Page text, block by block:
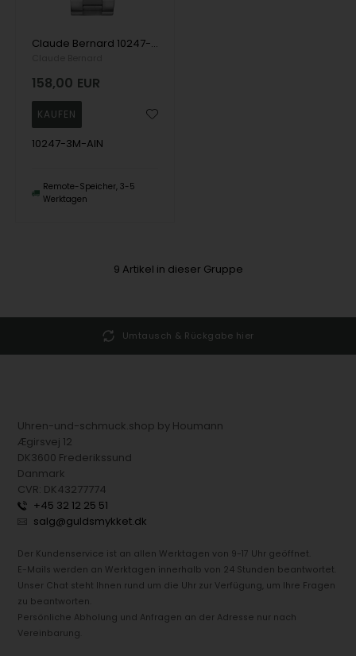
Claude Bernard 10247-3M-AIN Herrenuhr ST50 Chronograph 44mm 5ATM Armbanduhr
158,00 EUR
10247-3M-AIN
Remote-Speicher, 3-5
Werktagen
9 Artikel in dieser Gruppe
Umtausch & Rückgabe hier
Uhren-und-schmuck.shop by Houmann
Ægirsvej 12
DK3600 Frederikssund
Danmark
CVR: DK43277774
+45 32 12 25 51
salg@guldsmykket.dk
Der Kundenservice ist an allen Werktagen von 9-17 Uhr geöffnet.
E-Mails werden an Werktagen innerhalb von 24 Stunden beantwortet.
Unser Chat steht Ihnen rund um die Uhr zur Verfügung, um Ihre Fragen
zu beantworten.
Persönliche Abholung und Anfragen an der Adresse nur nach
Vereinbarung.